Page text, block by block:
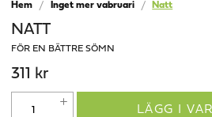
Hem Inget mer vabruari Natt
NATT
FÖR EN BÄTTRE SÖMN
311 kr
LÄGG I